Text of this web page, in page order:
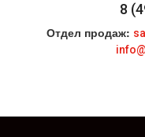
8
Отдел продаж: